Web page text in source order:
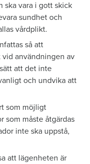
ska vara i gott skick
sundhet och
vårdplikt.
så att
användningen av
att det inte
och undvika att
som möjligt
som måste åtgärdas
inte ska uppstå,
att lägenheten är